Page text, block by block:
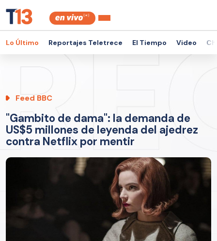
Lo Último Reportajes Teletrece El Tiempo Video
Feed BBC
"Gambito de dama": la demanda de
US$5 millones de leyenda del ajedrez
contra Netflix por mentir